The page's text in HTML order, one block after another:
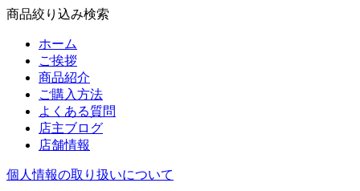
商品絞り込み検索
ホーム
ご挨拶
商品紹介
ご購入方法
よくある質問
店主ブログ
店舗情報
個人情報の取り扱いについて